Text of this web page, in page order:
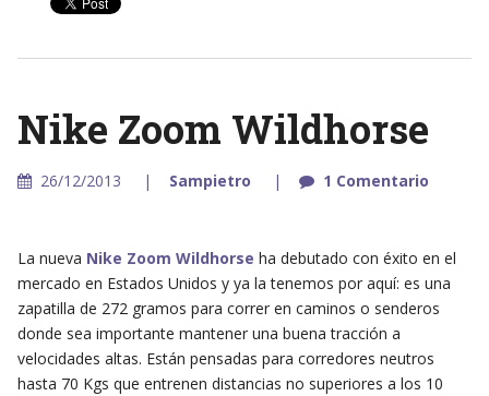
Nike Zoom Wildhorse
26/12/2013 Sampietro 1 Comentario
La nueva Nike Zoom Wildhorse ha debutado con éxito en el
mercado en Estados Unidos y ya la tenemos por aquí: es una
zapatilla de 272 gramos para correr en caminos o senderos
donde sea importante mantener una buena tracción a
velocidades altas. Están pensadas para corredores neutros
hasta 70 Kgs que entrenen distancias no superiores a los 10